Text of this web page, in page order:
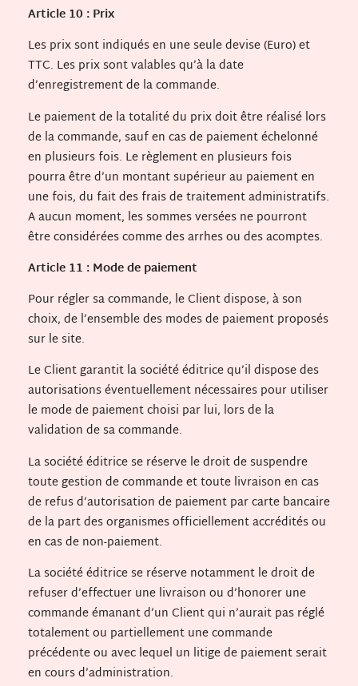
Article 10 : Prix
Les prix sont indiqués en une seule devise (Euro) et
TTC. Les prix sont valables qu’à la date
d’enregistrement de la commande.
Le paiement de la totalité du prix doit être réalisé lors
de la commande, sauf en cas de paiement échelonné
en plusieurs fois. Le règlement en plusieurs fois
pourra être d’un montant supérieur au paiement en
une fois, du fait des frais de traitement administratifs.
A aucun moment, les sommes versées ne pourront
être considérées comme des arrhes ou des acomptes.
Article 11 : Mode de paiement
Pour régler sa commande, le Client dispose, à son
choix, de l’ensemble des modes de paiement proposés
sur le site.
Le Client garantit la société éditrice qu’il dispose des
autorisations éventuellement nécessaires pour utiliser
le mode de paiement choisi par lui, lors de la
validation de sa commande.
La société éditrice se réserve le droit de suspendre
toute gestion de commande et toute livraison en cas
de refus d’autorisation de paiement par carte bancaire
de la part des organismes officiellement accrédités ou
en cas de non-paiement.
La société éditrice se réserve notamment le droit de
refuser d’effectuer une livraison ou d’honorer une
commande émanant d’un Client qui n’aurait pas réglé
totalement ou partiellement une commande
précédente ou avec lequel un litige de paiement serait
en cours d’administration.